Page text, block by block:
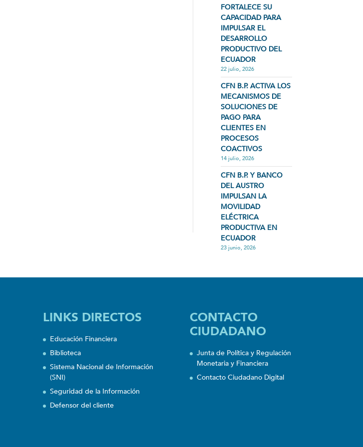
FORTALECE SU
CAPACIDAD PARA
IMPULSAR EL
DESARROLLO
PRODUCTIVO DEL
ECUADOR
22 julio, 2026
CFN B.P. ACTIVA LOS
MECANISMOS DE
SOLUCIONES DE
PAGO PARA
CLIENTES EN
PROCESOS
COACTIVOS
14 julio, 2026
CFN B.P. Y BANCO
DEL AUSTRO
IMPULSAN LA
MOVILIDAD
ELÉCTRICA
PRODUCTIVA EN
ECUADOR
23 junio, 2026
LINKS DIRECTOS
Educación Financiera
Biblioteca
Sistema Nacional de Información
(SNI)
Seguridad de la Información
Defensor del cliente
CONTACTO
CIUDADANO
Junta de Política y Regulación
Monetaria y Financiera
Contacto Ciudadano Digital